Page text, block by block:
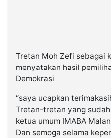
Tretan Moh Zefi sebagai
menyatakan hasil
Demokrasi
“saya ucapkan
Tretan-tretan yang
ketua umum IMABA
Dan semoga selama